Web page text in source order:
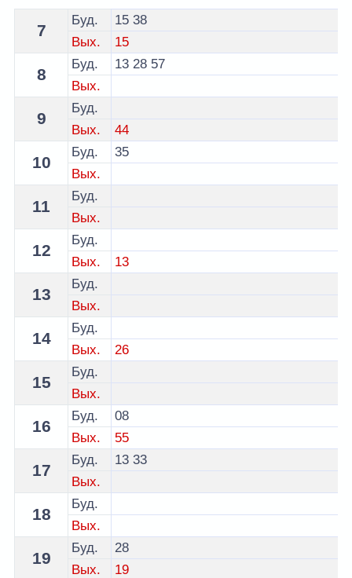
Расписание 18 автобуса Гродно - остановка ГАИ
7
Буд. 15 38
Вых.
15
8
Буд. 13 28 57
Вых.
9
Буд.
Вых.
44
10
Буд.
35
Вых.
11
Буд.
Вых.
12
Буд.
Вых.
13
13
Буд.
Вых.
14
Буд.
Вых.
26
15
Буд.
Вых.
16
Буд.
08
Вых.
55
17
Буд. 13 33
Вых.
18
Буд.
Вых.
19
Буд.
28
Вых.
19